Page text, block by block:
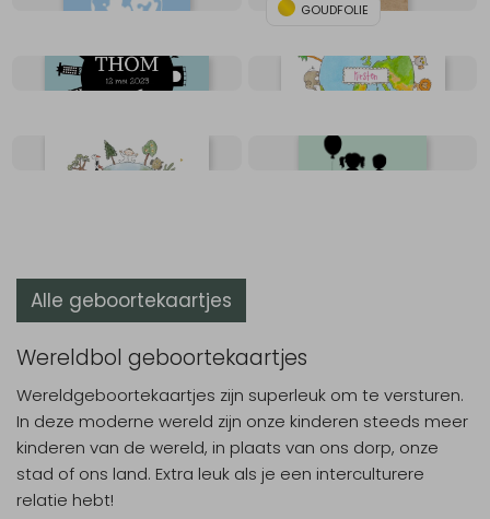
GOUDFOLIE
Alle geboortekaartjes
Wereldbol geboortekaartjes
Wereldgeboortekaartjes zijn superleuk om te versturen.
In deze moderne wereld zijn onze kinderen steeds meer
kinderen van de wereld, in plaats van ons dorp, onze
stad of ons land. Extra leuk als je een interculturere
relatie hebt!